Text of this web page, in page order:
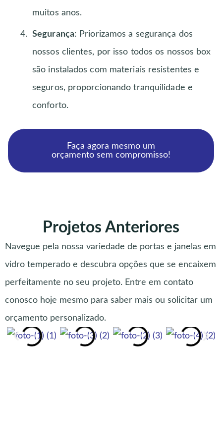
muitos anos.
Segurança: Priorizamos a segurança dos
nossos clientes, por isso todos os nossos box
são instalados com materiais resistentes e
seguros, proporcionando tranquilidade e
conforto.
Faça agora mesmo um
orçamento sem compromisso!
Projetos Anteriores
Navegue pela nossa variedade de portas e janelas em
vidro temperado e descubra opções que se encaixem
perfeitamente no seu projeto. Entre em contato
conosco hoje mesmo para saber mais ou solicitar um
orçamento personalizado.